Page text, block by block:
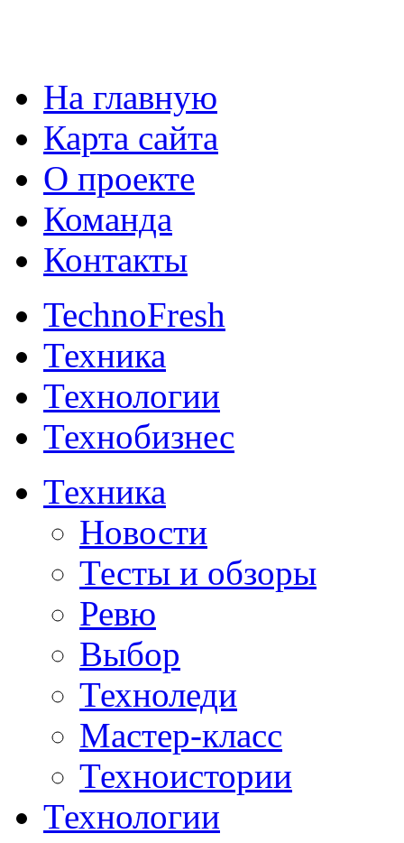
На главную
Карта сайта
О проекте
Команда
Контакты
TechnoFresh
Техника
Технологии
Технобизнес
Техника
Новости
Тесты и обзоры
Ревю
Выбор
Техноледи
Мастер-класс
Техноистории
Технологии